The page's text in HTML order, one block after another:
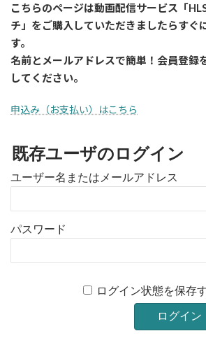
こちらのページは動画配信サービス「
チ」をご購入していただきましたらすぐ
す。
名前とメールアドレスで簡単！会員登録
してください。
申込み（お支払い）はこちら
既存ユーザのログイン
ユーザー名またはメールアドレス
パスワード
ログイン状態を保存